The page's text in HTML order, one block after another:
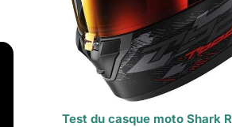
Test du casque moto Shark